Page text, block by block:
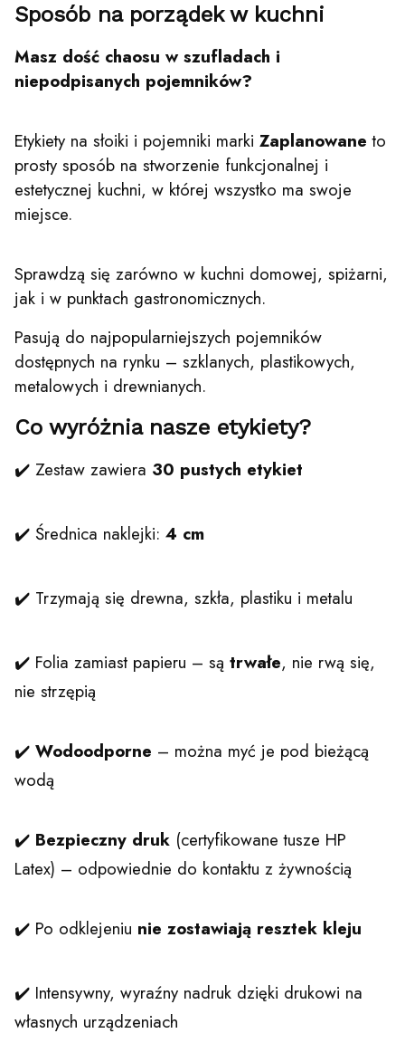
Sposób na porządek w kuchni
Masz dość chaosu w szufladach i
niepodpisanych pojemników?
Etykiety na słoiki i pojemniki marki Zaplanowane to
prosty sposób na stworzenie funkcjonalnej i
estetycznej kuchni, w której wszystko ma swoje
miejsce.
Sprawdzą się zarówno w kuchni domowej, spiżarni,
jak i w punktach gastronomicznych.
Pasują do najpopularniejszych pojemników
dostępnych na rynku – szklanych, plastikowych,
metalowych i drewnianych.
Co wyróżnia nasze etykiety?
✔️ Zestaw zawiera 30 pustych etykiet
✔️ Średnica naklejki: 4 cm
✔️ Trzymają się drewna, szkła, plastiku i metalu
✔️ Folia zamiast papieru – są trwałe, nie rwą się,
nie strzępią
✔️ Wodoodporne – można myć je pod bieżącą
wodą
✔️ Bezpieczny druk (certyfikowane tusze HP
Latex) – odpowiednie do kontaktu z żywnością
✔️ Po odklejeniu nie zostawiają resztek kleju
✔️ Intensywny, wyraźny nadruk dzięki drukowi na
własnych urządzeniach